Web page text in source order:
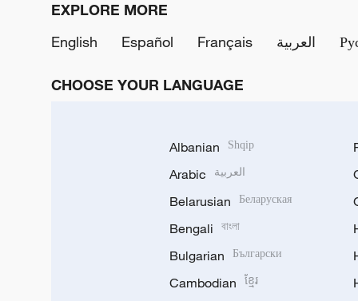
EXPLORE MORE
English
Español Français العربية
CHOOSE YOUR LANGUAGE
Albanian Shqip
Arabic العربية
Belarusian Беларуская
Bengali বাংলা
Bulgarian Български
Cambodian ខ្មែរ